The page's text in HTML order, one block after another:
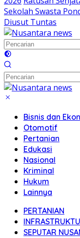
Sekolah Swasta
Diusut Tuntas
Bisnis dan
Otomotif
Pertanian
Edukasi
Nasional
Kriminal
Hukum
Lainnya
PERTANIAN
SEPUTAR